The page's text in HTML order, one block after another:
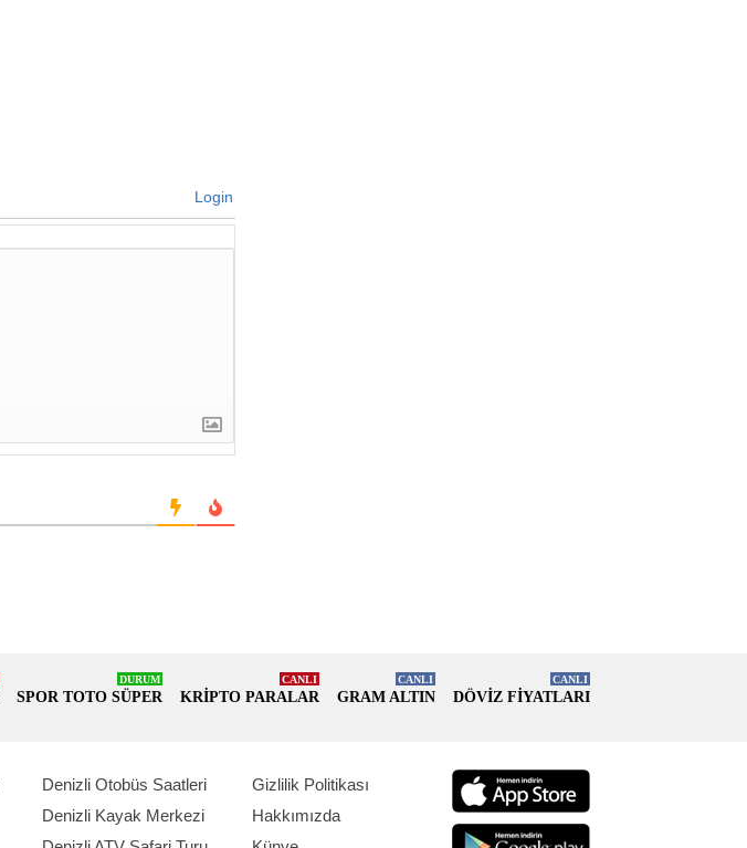
Login
SPOR TOTO SÜPER
DURUM
KRİPTO PARALAR
CANLI
GRAM ALTIN
CANLI
DÖVİZ FİYATLARI
CANLI
Denizli Otobüs Saatleri
Denizli Kayak Merkezi
Gizlilik Politikası
Hakkımızda